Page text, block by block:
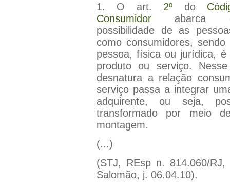
1. O art.
2º do
Consumidor
abarca
possibilidade de as
como consumidores,
pessoa, física ou jurídica, é
produto ou serviço.
desnatura a relação
serviço passa a integrar
adquirente, ou seja,
transformado por meio
montagem.
(...)
(STJ, REsp n. 814.060/
Salomão, j. 06.04.10).